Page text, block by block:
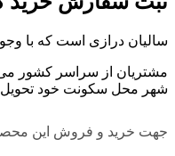
سالیان درازی است که با
شهر محل سکونت خود تحویل
جهت خرید و فروش این محصول